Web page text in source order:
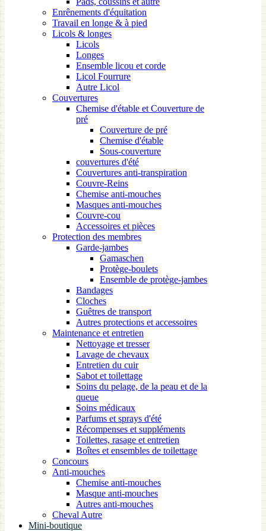
Enrênements d'équitation
Travail en longe & à pied
Licols & longes
Licols
Longes
Ensemble licou et corde
Licol Fourrure
Autre Licol
Couvertures
Chemise d'étable et Couverture de
pré
Couverture de pré
Chemise d'étable
Sous-couverture
couvertures d'été
Couvertures anti-transpiration
Couvre-Reins
Chemise anti-mouches
Masques anti-mouches
Couvre-cou
Accessoires et pièces
Protection des membres
Garde-jambes
Gamaschen
Protège-boulets
Ensemble de protège-jambes
Bandages
Cloches
Guêtres de transport
Autres protections et accessoires
Maintenance et entretien
Nettoyage et tresser
Lavage de chevaux
Entretien du cuir
Sabot et toilettage
Soins du pelage, de la peau et de la
queue
Soins médicaux
Parfums et sprays d'été
Récompenses et suppléments
Toilettes, rasage et entretien
Boîtes et ensembles de toilettage
Concours
Anti-mouches
Chemise anti-mouches
Masque anti-mouches
Autres anti-mouches
Cheval Autre
Mini-boutique